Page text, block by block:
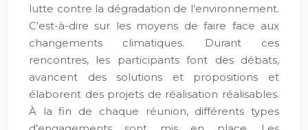
lutte contre la dégradation de l’environnement.
C’est-à-dire sur les moyens de faire face aux
changements climatiques. Durant ces
rencontres, les participants font des débats,
avancent des solutions et propositions et
élaborent des projets de réalisation réalisables.
À la fin de chaque réunion, différents types